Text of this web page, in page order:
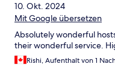
10. Okt. 2024
Mit Google übersetzen
Absolutely wonderful
their wonderful service.
Rishi, Aufenthalt von 1